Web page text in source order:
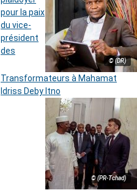
© (DR)
pour la paix
du vice-
président
des
Transformateurs à Mahamat
Idriss Deby Itno
© (PR-Tchad)